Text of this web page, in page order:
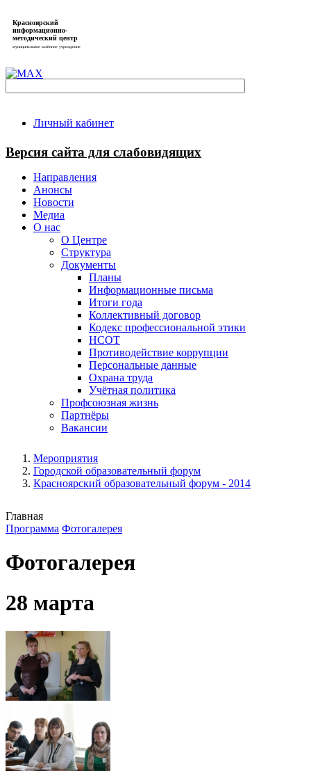
Красноярский
информационно-
методический центр
муниципальное казённое учреждение
Личный кабинет
Версия сайта для слабовидящих
Направления
Анонсы
Новости
Медиа
О нас
О Центре
Структура
Документы
Планы
Информационные письма
Итоги года
Коллективный договор
Кодекс профессиональной этики
НСОТ
Противодействие коррупции
Персональные данные
Охрана труда
Учётная политика
Профсоюзная жизнь
Партнёры
Вакансии
Мероприятия
Городской образовательный форум
Красноярский образовательный форум - 2014
Главная
Программа Фотогалерея
Фотогалерея
28 марта